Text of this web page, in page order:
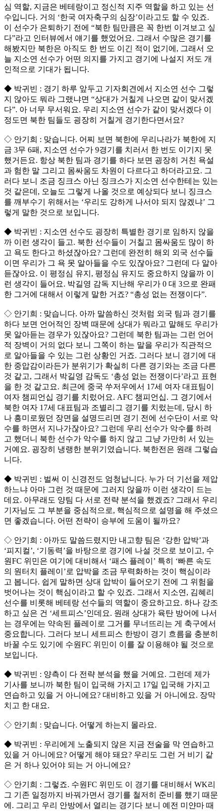
심 역할, 지금은 베테랑이고 정신적 지주 역할을 하고 있는 선
수입니다. 거의 ‘한국 여자축구의 심장’이라고도 할 수 있죠.
이 선수가 은퇴하기 전에 “북한 팀만큼은 꼭 한번 이겨보고 싶
다”라고 인터뷰에서 얘기를 했었어요. 그래서 수많은 경기를
해봤지만 북한은 아직도 한 번도 이긴 적이 없기에, 그래서 오
늘 지소연 선수가 어떤 의지를 가지고 경기에 나설지 저도 개
인적으로 기대가 됩니다.
◆ 박귀빈 : 경기 하루 앞두고 기자회견에서 지소연 선수 그렇
지 않아도 뭐라 그랬냐면 “상대가 거칠게 나오면 같이 맞서겠
다”. 아 너무 무서워요. 우리 지소연 선수가 같이 맞서겠다 이
정도면 북한 팀들도 굉장히 거칠게 경기한다면서요?
◇ 안기희 : 맞습니다. 어찌 보면 북한에 우리나라가 북한에 지
금 3무 6패, 지소연 선수가 9경기를 치러서 한 번도 이기지 못
했거든요. 항상 북한 팀과 경기를 하다 보면 굉장히 거친 욕설
과 험한 말 그리고 몸싸움도 차원이 다르다고 하더라고요. 그
러다 보니 조금 징크스 아닌 징크스가 지소연 선수한테는 있는
것 같은데, 오늘도 그렇게 나올 것으로 예상되다 보니 징크스
를 깨부수기 위해서는 ‘우리도 강하게 나서야 되지 않겠냐’ 그
렇게 말한 것으로 보입니다.
◆ 박귀빈 : 지소연 선수도 굉장히 특별한 경기로 임하지 않을
까 이런 생각이 들고. 북한 선수들이 거칠고 몸싸움도 많이 하
고 욕도 한다고 하셨잖아요? 그런데 완전히 해외 외국 선수들
이면 우리가 그 욕 못 알아들을 수도 있잖아요? 그런데 다 알아
듣잖아요. 이 평정심 유지, 평정심 유지도 중요하지 않을까 이
런 생각이 들어요. 박길영 감독 지난해 우리가 0 대 3으로 완패
한 그거에 대해서 이렇게 말한 거죠? “총성 없는 전쟁이다”.
◇ 안기희 : 맞습니다. 아까 말씀하신 것처럼 외국 팀과 경기를
하다 보면 언어적인 장벽 때문에 상대가 뭐라고 말해도 우리가
못 알아듣는 경우가 있잖아요? 그런데 북한 팀과는 그런 언어
적 장벽이 거의 없다 보니 그쪽이 하는 말을 우리가 직관적으
로 알아들을 수 있는 그런 상황인 거죠. 그러다 보니 경기에 대
한 중압감이라든가 분위기가 확실히 다른 경기와는 조금 다른
것 같고, 그래서 박길영 감독도 ‘총성 없는 전쟁이다’라고 표현
을 한 것 같고요. 최근에 중국 쑤저우에서 17세 여자 대표팀이
여자 챔피언십 경기를 치렀어요. AFC 챔피언십. 그 경기에서
북한 여자 17세 대표팀과 조별리그 경기를 치렀는데, 당시 하
나 흥미로웠던 장면을 설명드리면 경기 전에 선수단이 서로 악
수를 하면서 지나가잖아요? 그런데 우리 선수가 악수를 하려
고 했더니 북한 선수가 악수를 하지 않고 그냥 가만히 서 있는
거예요. 굉장히 냉랭한 분위기였습니다. 북한전은 원래 그렇습
니다.
◆ 박귀빈 : 벌써 이 신경전도 엄청납니다. 누가 더 기선을 제압
하느냐 아마 그런 것 때문에 그러지 않을까 이런 생각이 드는
데요. 아무래도 양팀 다 서로 전략 분석을 했겠죠? 그래서 우리
기자님도 그 부분을 중심적으로, 핵심적으로 설명을 해 주셨으
면 좋겠습니다. 어떤 전략이 승부에 도움이 될까요?
◇ 안기희 : 아까도 말씀드렸지만 내고향 팀은 ‘강한 압박’과
‘피지컬’, ‘기동력’을 바탕으로 경기에 나설 것으로 보이고, 수
원FC 위민은 여기에 대비해서 ‘패스 플레이’ 특히 ‘빠른 속도
의 원터치 플레이’로 압박을 조금 무력화하는 것이 핵심이라
고 봅니다. 쉽게 말하면 상대 압박이 들어오기 전에 그 위험을
벗어나는 것이 핵심이라고 할 수 있죠. 그래서 지소연, 김혜리
선수를 비롯해 베테랑 선수들의 역할이 중요하고요. 하나 강조
하고 싶은 건 ‘세트피스’인데요. 원래 상대가 육탄 방어에 나서
는 경우에는 약속된 플레이로 그거를 무너뜨리는 게 축구에서
중요합니다. 그러다 보니 세트피스 한방이 경기 흐름을 충분히
바꿀 수도 있기에 수원FC 위민이 이를 잘 이용해야 될 것으로
보입니다.
◆ 박귀빈 : 양측이 다 전략 분석을 했을 거예요. 그런데 제가
기사를 보니까 북한 팀이 입국해 가지고 17일 입국해 가지고
연습하고 있을 거 아니에요? 대비하고 있을 거 아니에요. 장막
치고 한 대요.
◇ 안기희 : 맞습니다. 어떻게 하는지 몰라요.
◆ 박귀빈 : 우리에게 노출되지 않은 지금 전술을 막 연습하고
있을 거 아니에요? 어떻게 해야 돼요? 우리도 그런 거 비기 같
은 거 하나 있어야 되는 거 아니에요?
◇ 안기희 : 그렇죠. 수원FC 위민도 이 경기를 대비해서 WK리
그 기존 일정까지 바꿔가면서 경기를 철저히 준비를 했기 때문
에. 그리고 우리 안방에서 열리는 경기다 보니 예전 미얀마 때